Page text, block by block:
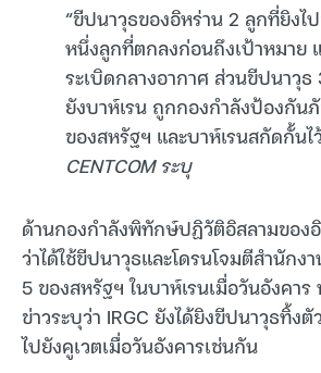
“ขีปนาวุธของอิหร่าน 2 ลูกที่ยิงไ
หนึ่งลูกที่ตกลงก่อนถึงเป้าหมาย
ระเบิดกลางอากาศ ส่วนขีปนาวุธ
ยังบาห์เรน ถูกกองกำลังป้องกัน
ของสหรัฐฯ และบาห์เรนสกัดกั้นไ
CENTCOM ระบุ
ด้านกองกำลังพิทักษ์ปฏิวัติอิสลามของอิ
ว่าได้ใช้ขีปนาวุธและโดรนโจมตีสำนักง
5 ของสหรัฐฯ ในบาห์เรนเมื่อวันอังคา
ข่าวระบุว่า IRGC ยังได้ยิงขีปนาวุธทิ้ง
ไปยังคูเวตเมื่อวันอังคารเช่นกัน